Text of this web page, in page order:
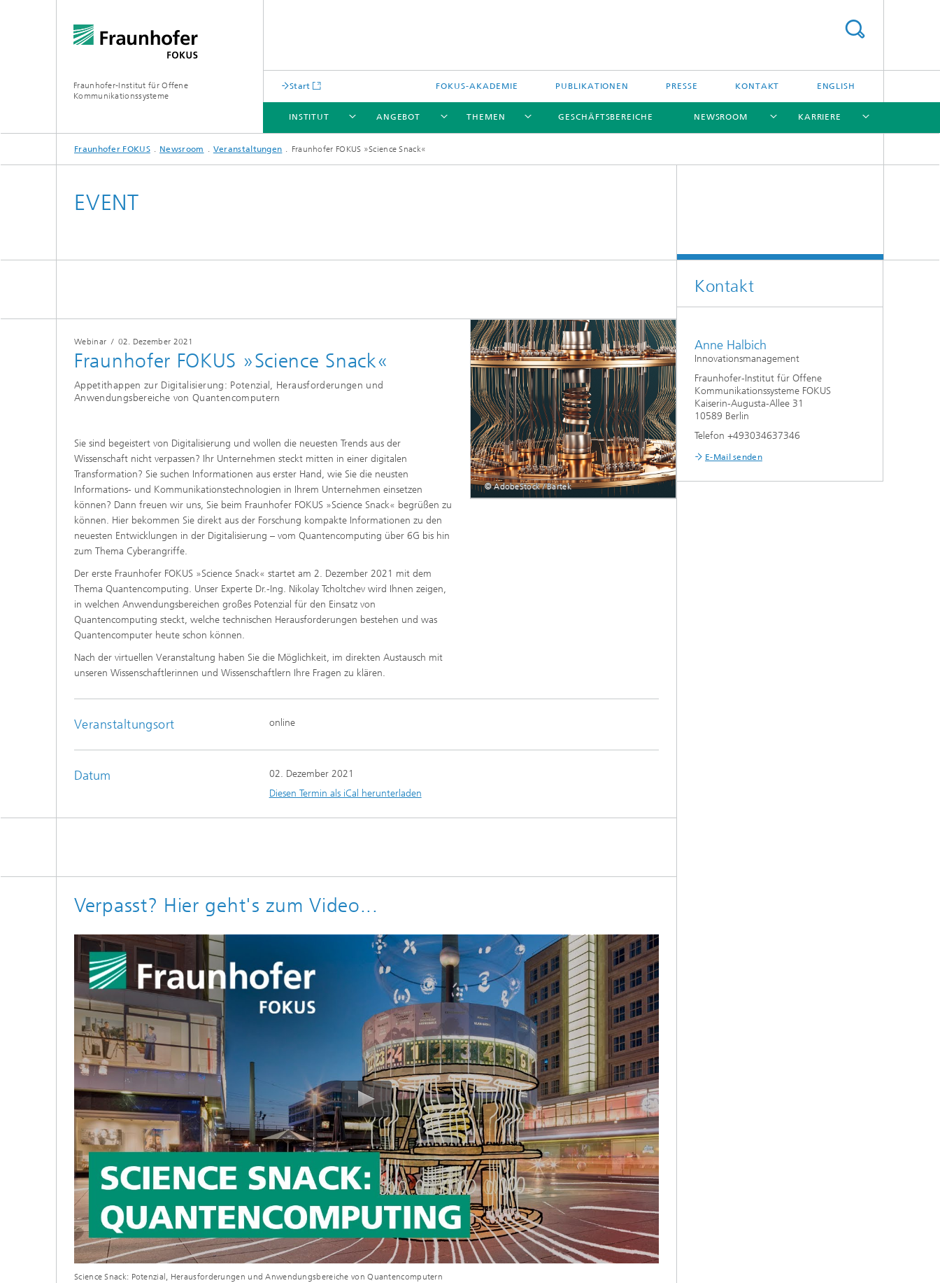
Fraunhofer-Institut für Offene
Kommunikationssysteme
Start FOKUS-AKADEMIE PUBLIKATIONEN PRESSE KONTAKT ENGLISH
INSTITUT
INSTITUT
ANGEBOT
ANGEBOT
THEMEN
THEMEN
GESCHÄFTSBEREICHE NEWSROOM
NEWSROOM
KARRIERE
KARRIERE
Fraunhofer FOKUS Newsroom Veranstaltungen Fraunhofer FOKUS »Science Snack«
EVENT
Webinar / 02. Dezember 2021
Fraunhofer FOKUS »Science Snack«
Appetithappen zur Digitalisierung: Potenzial, Herausforderungen und
Anwendungsbereiche von Quantencomputern
Sie sind begeistert von Digitalisierung und wollen die neuesten Trends aus der
Wissenschaft nicht verpassen? Ihr Unternehmen steckt mitten in einer digitalen
Transformation? Sie suchen Informationen aus erster Hand, wie Sie die neusten
Informations- und Kommunikationstechnologien in Ihrem Unternehmen einsetzen
können? Dann freuen wir uns, Sie beim Fraunhofer FOKUS »Science Snack« begrüßen zu
können. Hier bekommen Sie direkt aus der Forschung kompakte Informationen zu den
neuesten Entwicklungen in der Digitalisierung – vom Quantencomputing über 6G bis hin
zum Thema Cyberangriffe.
Der erste Fraunhofer FOKUS »Science Snack« startet am 2. Dezember 2021 mit dem
Thema Quantencomputing. Unser Experte Dr.-Ing. Nikolay Tcholtchev wird Ihnen zeigen,
in welchen Anwendungsbereichen großes Potenzial für den Einsatz von
Quantencomputing steckt, welche technischen Herausforderungen bestehen und was
Quantencomputer heute schon können.
Nach der virtuellen Veranstaltung haben Sie die Möglichkeit, im direkten Austausch mit
unseren Wissenschaftlerinnen und Wissenschaftlern Ihre Fragen zu klären.
© AdobeStock / Bartek
Veranstaltungsort online
Datum
02. Dezember 2021
Diesen Termin als iCal herunterladen
Verpasst? Hier geht's zum Video...
Science Snack: Potenzial, Herausforderungen und Anwendungsbereiche von Quantencomputern
Kontakt
Anne Halbich
Innovationsmanagement
Fraunhofer-Institut für Offene
Kommunikationssysteme FOKUS
Kaiserin-Augusta-Allee 31
10589 Berlin
Telefon +493034637346
E-Mail senden